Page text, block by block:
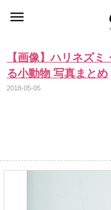
【画像】ハリネズ
る小動物 写真まとめ
2018-05-05